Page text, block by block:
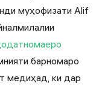
муҳофизати Alif
барномаро
медиҳад, ки дар